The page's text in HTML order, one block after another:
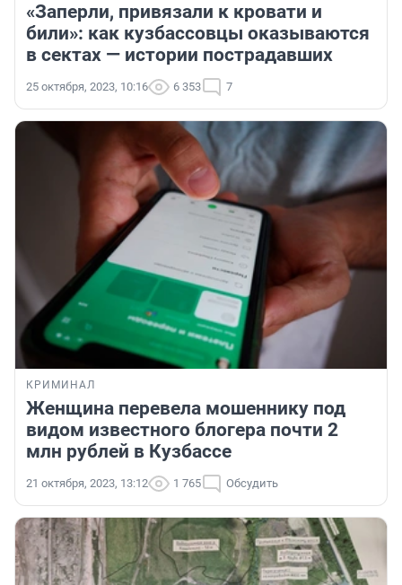
«Заперли, привязали к кровати и
били»: как кузбассовцы оказываются
в сектах — истории пострадавших
25 октября, 2023, 10:16 6 353 7
КРИМИНАЛ
Женщина перевела мошеннику под
видом известного блогера почти 2
млн рублей в Кузбассе
21 октября, 2023, 13:12 1 765 Обсудить